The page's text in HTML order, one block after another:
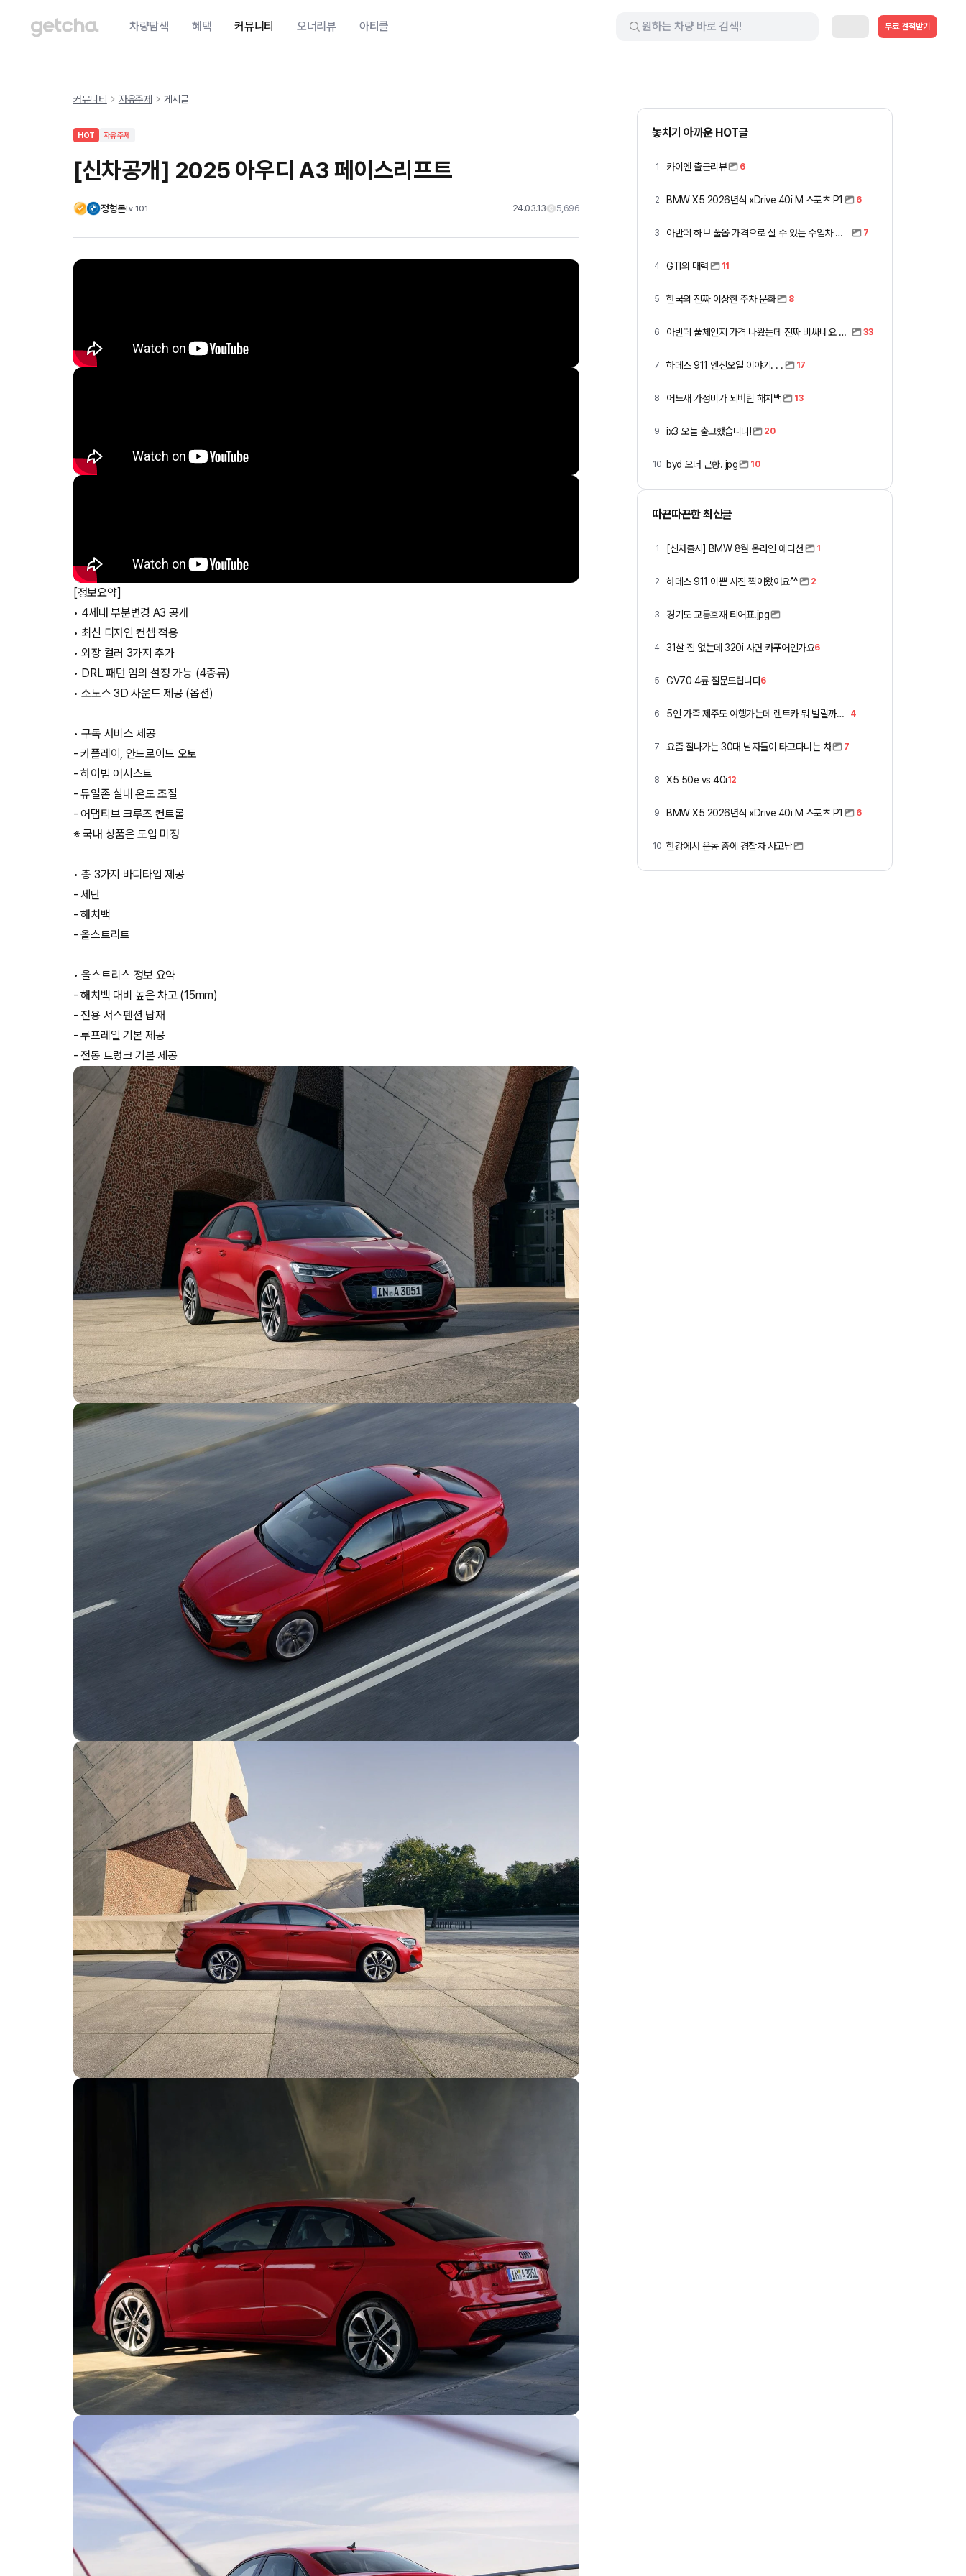
차량탐색 혜택 커뮤니티 오너리뷰 아티클 무료 견적받기
커뮤니티 자유주제 게시글
HOT 자유주제
[신차공개] 2025 아우디 A3 페이스리프트
정형돈Lv 101 24.03.13 5,696
[정보요약]
• 4세대 부분변경 A3 공개
• 최신 디자인 컨셉 적용
• 외장 컬러 3가지 추가
• DRL 패턴 임의 설정 가능 (4종류)
• 소노스 3D 사운드 제공 (옵션)
• 구독 서비스 제공
- 카플레이, 안드로이드 오토
- 하이빔 어시스트
- 듀얼존 실내 온도 조절
- 어댑티브 크루즈 컨트롤
※ 국내 상품은 도입 미정
• 총 3가지 바디타입 제공
- 세단
- 해치백
- 올스트리트
• 올스트리스 정보 요약
- 해치백 대비 높은 차고 (15mm)
- 전용 서스펜션 탑재
- 루프레일 기본 제공
- 전동 트렁크 기본 제공
놓치기 아까운 HOT글
1 카이엔 출근리뷰 6
2 BMW X5 2026년식 xDrive 40i M 스포츠 P1 6
3 아반떼 하브 풀옵 가격으로 살 수 있는 수입차 모아봤습니다 (중고 포함) 7
4 GTI의 매력 11
5 한국의 진짜 이상한 주차 문화 8
6 아반떼 풀체인지 가격 나왔는데 진짜 비싸네요 ㅎㅎ 33
7 하데스 911 엔진오일 이야기. . . 17
8 어느새 가성비가 되버린 해치백 13
9 ix3 오늘 출고했습니다! 20
10 byd 오너 근황. jpg 10
따끈따끈한 최신글
1 [신차출시] BMW 8월 온라인 에디션 1
2 하데스 911 이쁜 사진 찍어왔어요^^ 2
3 경기도 교통호재 티어표.jpg
4 31살 집 없는데 320i 사면 카푸어인가요6
5 GV70 4륜 질문드립니다6
6 5인 가족 제주도 여행가는데 렌트카 뭐 빌릴까요 ㅎ 4
7 요즘 잘나가는 30대 남자들이 타고다니는 차 7
8 X5 50e vs 40i12
9 BMW X5 2026년식 xDrive 40i M 스포츠 P1 6
10 한강에서 운동 중에 경찰차 사고남